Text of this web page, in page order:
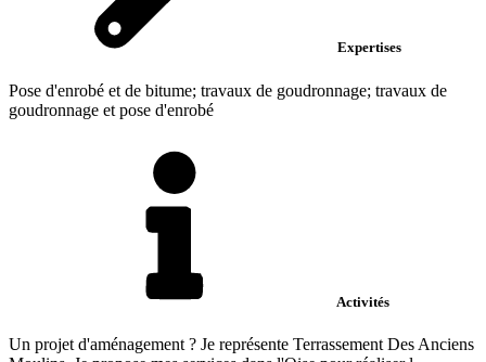
Expertises
Pose d'enrobé et de bitume; travaux de goudronnage; travaux de
goudronnage et pose d'enrobé
Activités
Un projet d'aménagement ? Je représente Terrassement Des Anciens